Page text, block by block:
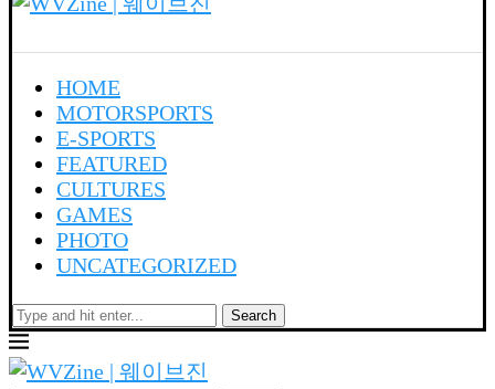
HOME
MOTORSPORTS
E-SPORTS
FEATURED
CULTURES
GAMES
PHOTO
UNCATEGORIZED
Search